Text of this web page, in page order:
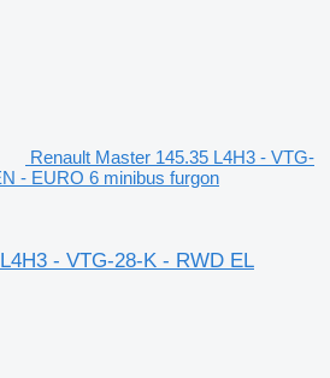
Renault Master 145.35 L4H3 - VTG-
- EURO 6 minibus furgon
- VTG-28-K - RWD EL